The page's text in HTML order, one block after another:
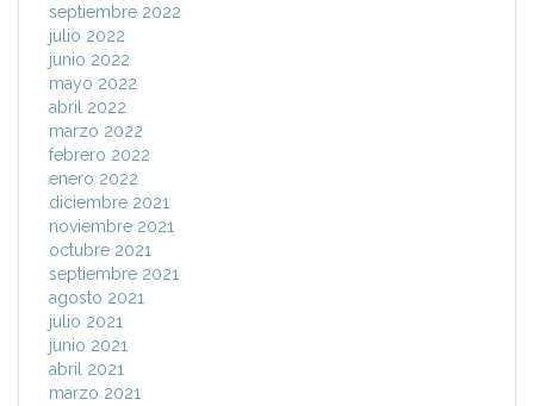
septiembre 2022
julio 2022
junio 2022
mayo 2022
abril 2022
marzo 2022
febrero 2022
enero 2022
diciembre 2021
noviembre 2021
octubre 2021
septiembre 2021
agosto 2021
julio 2021
junio 2021
abril 2021
marzo 2021